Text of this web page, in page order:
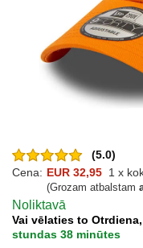
(5.0)
Cena: EUR 32,95 1 x
(Grozam atbalstam
Noliktavā
Vai vēlaties to
stundas 38 minūtes